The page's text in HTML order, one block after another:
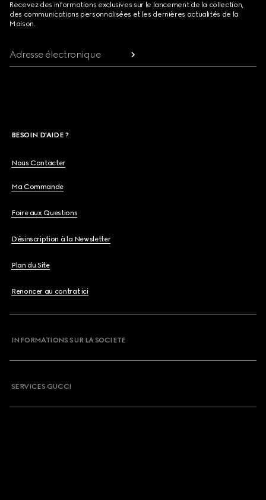
Recevez des informations exclusives sur le lancement de la collection,
des communications personnalisées et les dernières actualités de la
Maison.
Adresse électronique
BESOIN D'AIDE ?
Nous Contacter
Ma Commande
Foire aux Questions
Désinscription à la Newsletter
Plan du Site
Renoncer au contrat ici
INFORMATIONS SUR LA SOCIETE
SERVICES GUCCI